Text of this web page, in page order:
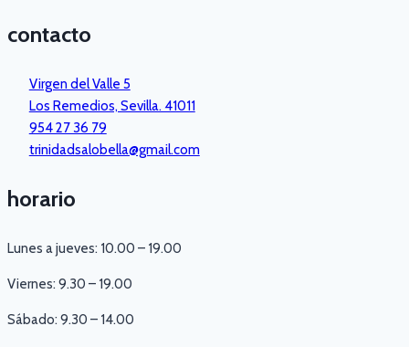
contacto
Virgen del Valle 5
Los Remedios, Sevilla. 41011
954 27 36 79
trinidadsalobella@gmail.com
horario
Lunes a jueves: 10.00 – 19.00
Viernes: 9.30 – 19.00
Sábado: 9.30 – 14.00